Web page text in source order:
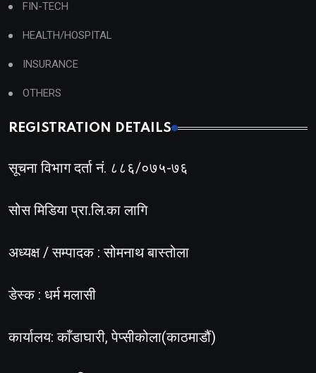
FIN-TECH
HEALTH/HOSPITAL
INSURANCE
OTHERS
REGISTRATION DETAILS
सूचना विभाग दर्ता नं. ८८६/०७५-७६
सोस मिडिया प्रा.लि.का लागि
अध्यक्ष / सम्पादक : सोमनाथ बास्तोला
डेस्क : धर्म मलासी
कार्यालय: काँडाघारी, पेप्सीकोला(काठमाडौं)